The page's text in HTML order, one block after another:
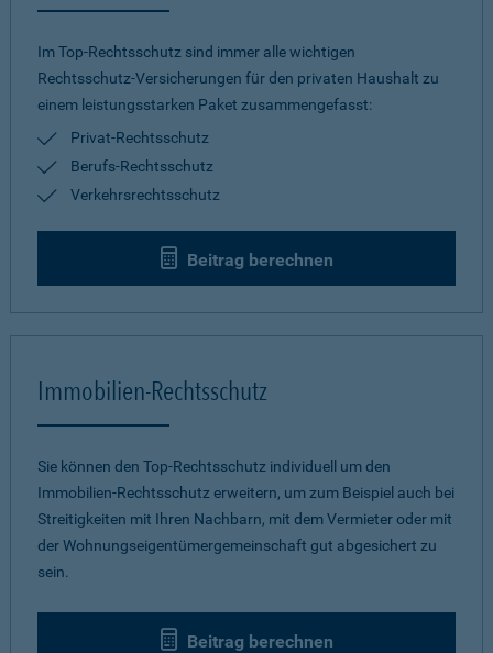
Im Top-Rechtsschutz sind immer alle wichtigen
Rechtsschutz-Versicherungen für den privaten Haushalt zu
einem leistungsstarken Paket zusammengefasst:
Privat-Rechtsschutz
Berufs-Rechtsschutz
Verkehrsrechtsschutz
Beitrag berechnen
Immobilien-Rechtsschutz
Sie können den Top-Rechtsschutz individuell um den
Immobilien-Rechtsschutz erweitern, um zum Beispiel auch bei
Streitigkeiten mit Ihren Nachbarn, mit dem Vermieter oder mit
der Wohnungseigentümergemeinschaft gut abgesichert zu
sein.
Beitrag berechnen